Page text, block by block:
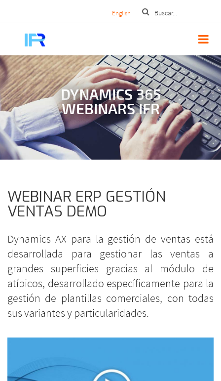
al
contenido
English
DYNAMICS 365
WEBINARS IFR
WEBINAR ERP GESTIÓN
VENTAS DEMO
Dynamics AX para la gestión de ventas está
desarrollada para gestionar las ventas a
grandes superficies gracias al módulo de
atípicos, desarrollado específicamente para la
gestión de plantillas comerciales, con todas
sus variantes y particularidades.